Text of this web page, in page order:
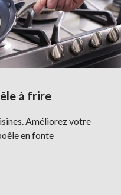
à frire
Améliorez votre
en fonte